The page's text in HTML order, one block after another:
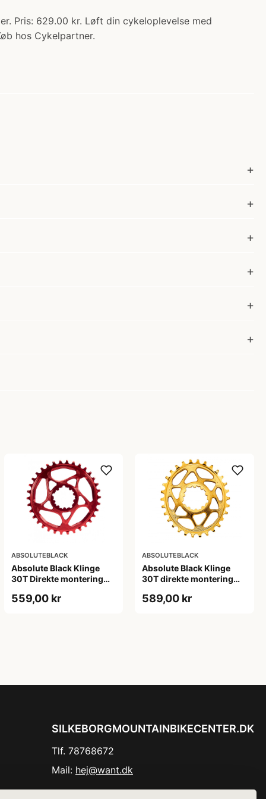
Pris: 629.00 kr. Løft din cykeloplevelse med
hos Cykelpartner.
ABSOLUTEBLACK
Absolute Black Klinge
30T Direkte montering
Rød
559,00 kr
ABSOLUTEBLACK
Absolute Black Klinge
30T direkte montering
589,00 kr
SILKEBORGMOUNTAINBIKECENTER.DK
Tlf. 78768672
Mail: hej@want.dk